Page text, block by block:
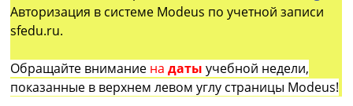
Авторизация в системе Modeus по учетной записи
sfedu.ru.
Обращайте внимание на датыучебной недели,
показанные в верхнем левом углу страницы Modeus!